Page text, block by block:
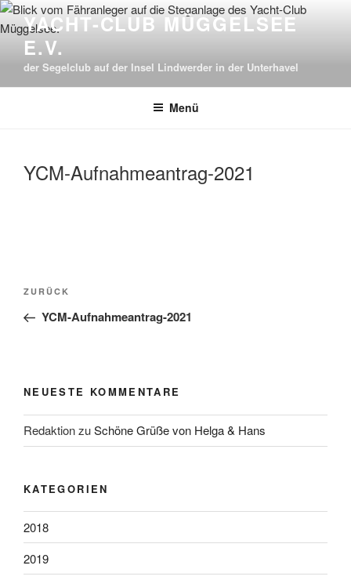
Zum
Inhalt
springen
YACHT-CLUB MÜGGELSEE
E.V.
der Segelclub auf der Insel Lindwerder in der Unterhavel
Menü
YCM-Aufnahmeantrag-2021
Beitragsnavigation
Vorheriger
Beitrag
ZURÜCK
YCM-Aufnahmeantrag-2021
NEUESTE KOMMENTARE
RedaktionzuSchöne Grüße von Helga & Hans
KATEGORIEN
2018
2019